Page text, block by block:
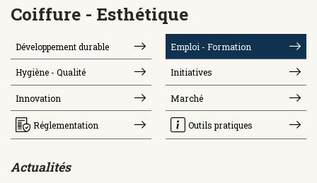
Coiffure - Esthétique
Développement durable Emploi - Formation
Hygiène - Qualité Initiatives
Innovation Marché
Réglementation Outils pratiques
Actualités